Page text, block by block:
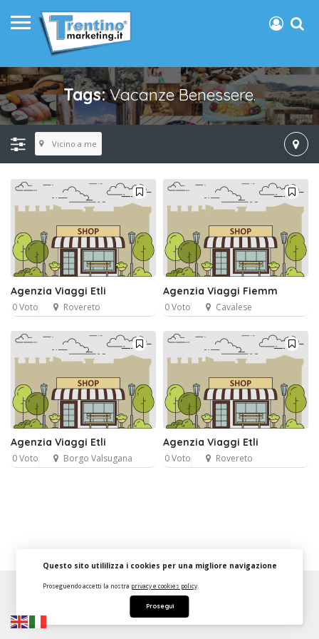
Tags:Vacanze Benessere.
Vicino a me
Agenzia Viaggi Etli
0 Voto Rovereto
Agenzia Viaggi Fiemm
0 Voto Cavalese
Agenzia Viaggi Etli
0 Voto Borgo Valsugana
Agenzia Viaggi Etli
0 Voto Rovereto
FAQ Strumenti Dashboard
Questo sito utililizza i cookies per una migliore navigazione
Proseguendo accetti la nostra privacy e cookies policy.
Prosegui